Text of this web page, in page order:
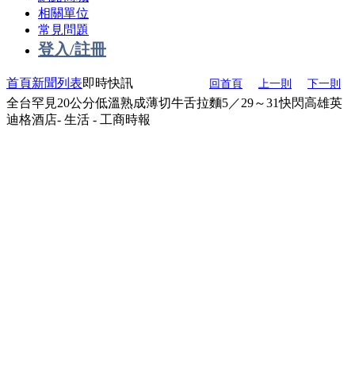
相關單位
常見問題
登入/註冊
首頁新聞列表即時快訊 回首頁 上一則 下一則
全台罕見20公分低溫熟成薄切牛舌拉麵5／29～31快閃高雄英
迪格酒店- 生活 - 工商時報